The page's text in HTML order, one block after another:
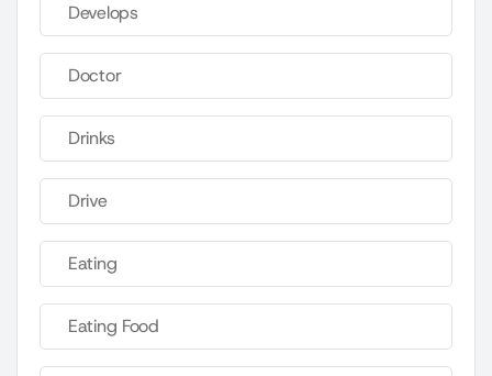
Develops
Doctor
Drinks
Drive
Eating
Eating Food